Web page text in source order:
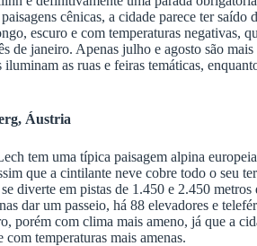
cênicas, a cidade parece ter
escuro e com temperaturas negativas,
de janeiro. Apenas julho e agosto são
as ruas e feiras temáticas,
Áustria
tem uma típica paisagem alpina
que a cintilante neve cobre todo o seu
diverte em pistas de 1.450 e 2.450
dar um passeio, há 88 elevadores e
porém com clima mais ameno, já que a
com temperaturas mais amenas.